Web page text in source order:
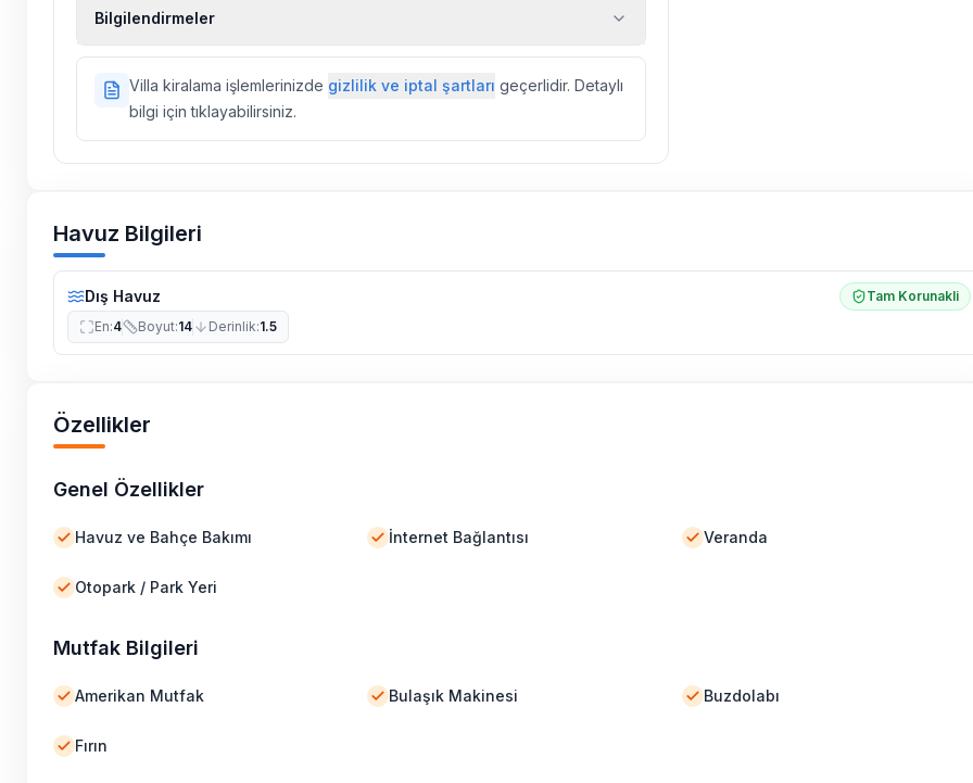
Bilgilendirmeler
ilaçlama yapılmaktadır. Buna rağmen çevrede kelebek, böcek, sinek
vs. bulunma ihtimali vardır.
Villalarımızın bulunmuş olduğu bölgelerde dönemsel olarak altyapı
Villa kiralama işlemlerinizde gizlilik ve iptal şartları geçerlidir. Detaylı
bilgi için tıklayabilirsiniz.
Havuz Bilgileri
Dış Havuz
Tam Korunakli
En:4 Boyut:14 Derinlik:1.5
Özellikler
Genel Özellikler
Havuz ve Bahçe Bakımı İnternet Bağlantısı Veranda
Otopark / Park Yeri
Mutfak Bilgileri
Amerikan Mutfak Bulaşık Makinesi Buzdolabı
Fırın